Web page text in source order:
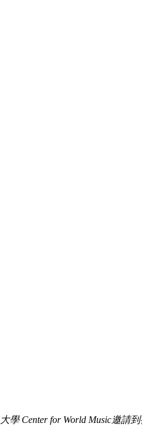
大學 Center for World Music邀請